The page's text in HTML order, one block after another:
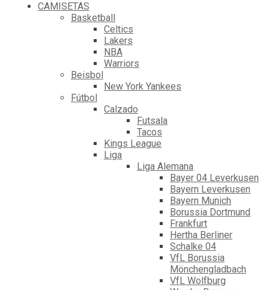
CAMISETAS
Basketball
Celtics
Lakers
NBA
Warriors
Beisbol
New York Yankees
Fútbol
Calzado
Futsala
Tacos
Kings League
Liga
Liga Alemana
Bayer 04 Leverkusen
Bayern Leverkusen
Bayern Munich
Borussia Dortmund
Frankfurt
Hertha Berliner
Schalke 04
VfL Borussia
Mönchengladbach
VfL Wolfburg